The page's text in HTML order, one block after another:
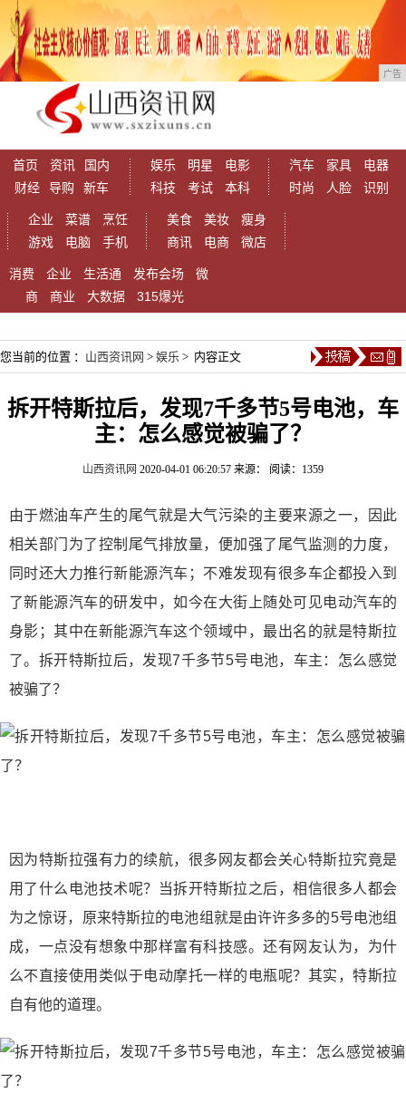
广告
首页 资讯
国内
财经
导购 新车
娱乐 明星
电影
科技
考试 本科
汽车 家具
电器
时尚
人脸 识别
企业 菜谱
烹饪
游戏
电脑 手机
美食 美妆
瘦身
商讯
电商 微店
消费 企业 生活通 发布会场
微
商
商业 大数据 315爆光
您当前的位置 ： 山西资讯网 > 娱乐 > 内容正文
拆开特斯拉后，发现7千多节5号电池，车
主：怎么感觉被骗了？
山西资讯网 2020-04-01 06:20:57 来源： 阅读：1359
由于燃油车产生的尾气就是大气污染的主要来源之一，因此
相关部门为了控制尾气排放量，便加强了尾气监测的力度，
同时还大力推行新能源汽车；不难发现有很多车企都投入到
了新能源汽车的研发中，如今在大街上随处可见电动汽车的
身影；其中在新能源汽车这个领域中，最出名的就是特斯拉
了。拆开特斯拉后，发现7千多节5号电池，车主：怎么感觉
被骗了？
因为特斯拉强有力的续航，很多网友都会关心特斯拉究竟是
用了什么电池技术呢？当拆开特斯拉之后，相信很多人都会
为之惊讶，原来特斯拉的电池组就是由许许多多的5号电池组
成，一点没有想象中那样富有科技感。还有网友认为，为什
么不直接使用类似于电动摩托一样的电瓶呢？其实，特斯拉
自有他的道理。